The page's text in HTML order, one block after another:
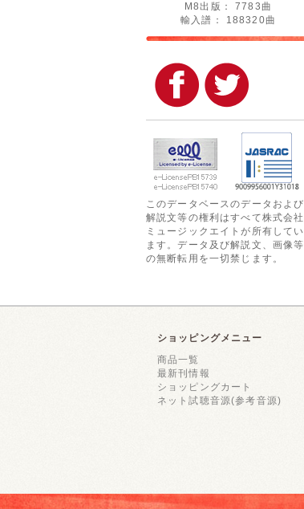
M8出版： 7783曲
輸入譜： 188320曲
このデータベースのデータおよび
解説文等の権利はすべて株式会社
ミュージックエイトが所有してい
ます。データ及び解説文、画像等
の無断転用を一切禁じます。
ショッピングメニュー
商品一覧
最新刊情報
ショッピングカート
ネット試聴音源(参考音源)